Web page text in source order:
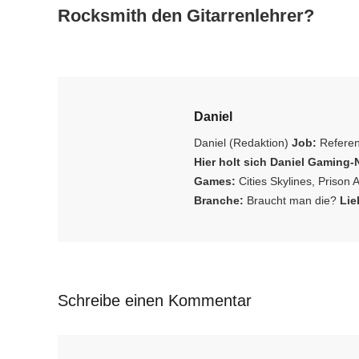
Rocksmith den Gitarrenlehrer?
Daniel
Daniel (Redaktion) Job:
Hier holt sich Daniel Gaming-
Games: Cities Skylines, Prison
Branche: Braucht man die?
Schreibe einen Kommentar